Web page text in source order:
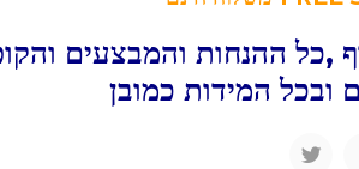
,כל ההנחות והמבצעים
ובכל המידות כמובן